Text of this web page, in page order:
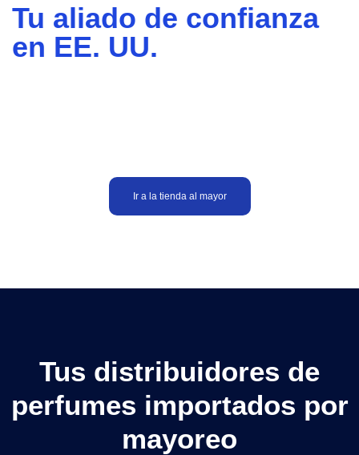
Tu aliado de confianza
en EE. UU.
Ir a la tienda al mayor
Tus distribuidores de
perfumes importados por
mayoreo